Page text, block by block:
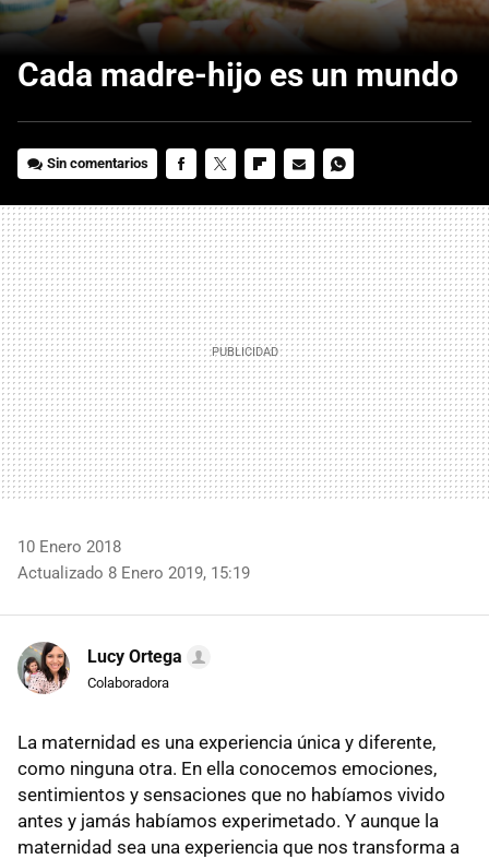
Cada madre-hijo es un mundo
Sin comentarios
MAIL
10 Enero 2018
Actualizado 8 Enero 2019, 15:19
Lucy Ortega
Colaboradora
La maternidad es una experiencia única y diferente,
como ninguna otra. En ella conocemos emociones,
sentimientos y sensaciones que no habíamos vivido
antes y jamás habíamos experimetado. Y aunque la
maternidad sea una experiencia que nos transforma a